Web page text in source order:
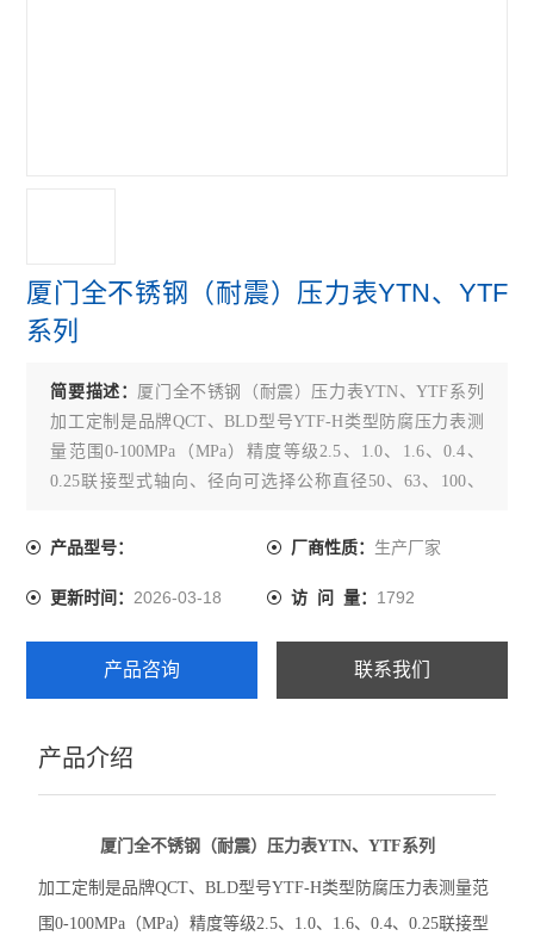
厦门全不锈钢（耐震）压力表YTN、YTF
系列
简要描述： 厦门全不锈钢（耐震）压力表YTN、YTF系列
加工定制是品牌QCT、BLD型号YTF-H类型防腐压力表测
量范围0-100MPa（MPa）精度等级2.5、1.0、1.6、0.4、
0.25联接型式轴向、径向可选择公称直径50、63、100、
不锈钢材质制造中，适用于各种恶劣环境下使用。
产品型号： 厂商性质： 生产厂家
更新时间：2026-03-18 访 问 量： 1792
产品咨询 联系我们
产品介绍
厦门全不锈钢（耐震）压力表YTN、YTF系列
加工定制是品牌QCT、BLD型号YTF-H类型防腐压力表测量范
围0-100MPa（MPa）精度等级2.5、1.0、1.6、0.4、0.25联接型